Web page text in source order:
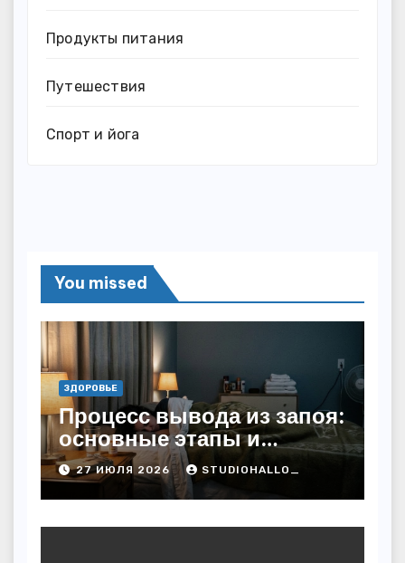
Продукты питания
Путешествия
Спорт и йога
You missed
ЗДОРОВЬЕ
Процесс вывода из запоя:
основные этапы и
методы
27 ИЮЛЯ 2026 STUDIOHALLO_